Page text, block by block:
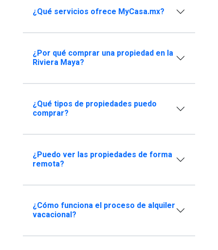
¿Qué servicios ofrece MyCasa.mx?
¿Por qué comprar una propiedad en la
Riviera Maya?
¿Qué tipos de propiedades puedo
comprar?
¿Puedo ver las propiedades de forma
remota?
¿Cómo funciona el proceso de alquiler
vacacional?